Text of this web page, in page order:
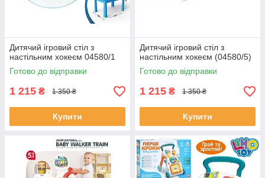
Дитячий ігровий стіл з
настільним хокеєм 04580/1
Готово до відправки
1 215 ₴ 1 350 ₴
Купити
Дитячий ігровий стіл з
настільним хокеєм (04580/5)
Готово до відправки
1 215 ₴ 1 350 ₴
Купити